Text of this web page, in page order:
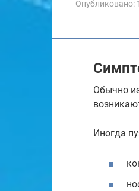
Опубликовано:
Обычно
Иногда